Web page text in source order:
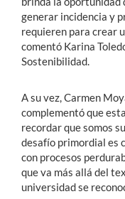
generar incidencia y
requieren para crear
comentó Karina
Sostenibilidad.
A su vez, Carmen
complementó que
recordar que somos
desafío primordial es
con procesos
que va más allá del
universidad se